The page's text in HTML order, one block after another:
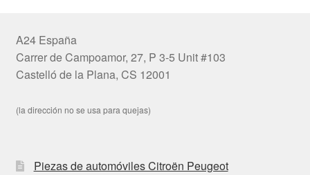
A24 España
Carrer de Campoamor, 27, P 3-5 Unit #103
Castelló de la Plana, CS 12001
(la dirección no se usa para quejas)
Piezas de automóviles Citroën Peugeot